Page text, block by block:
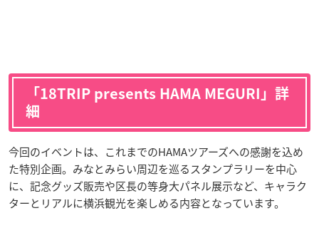
「18TRIP presents HAMA MEGURI」詳
細
今回のイベントは、これまでのHAMAツアーズへの感謝を込め
た特別企画。みなとみらい周辺を巡るスタンプラリーを中心
に、記念グッズ販売や区長の等身大パネル展示など、キャラク
ターとリアルに横浜観光を楽しめる内容となっています。